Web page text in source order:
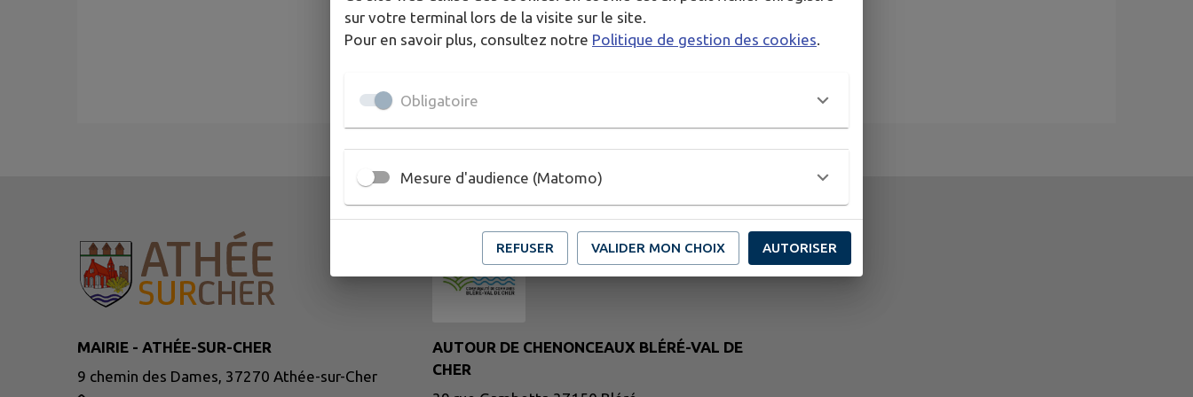
MAIRIE - ATHÉE-SUR-CHER
9 chemin des Dames, 37270 Athée-sur-Cher
AUTOUR DE CHENONCEAUX BLÉRÉ-VAL DE
CHER
sur votre terminal lors de la visite sur le site.
Pour en savoir plus, consultez notre Politique de gestion des cookies.
Obligatoire
Mesure d'audience (Matomo)
REFUSER VALIDER MON CHOIX AUTORISER